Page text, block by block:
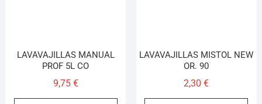
LAVAVAJILLAS MANUAL
PROF 5L CO
9,75 €
LAVAVAJILLAS MISTOL NEW
OR. 90
2,30€